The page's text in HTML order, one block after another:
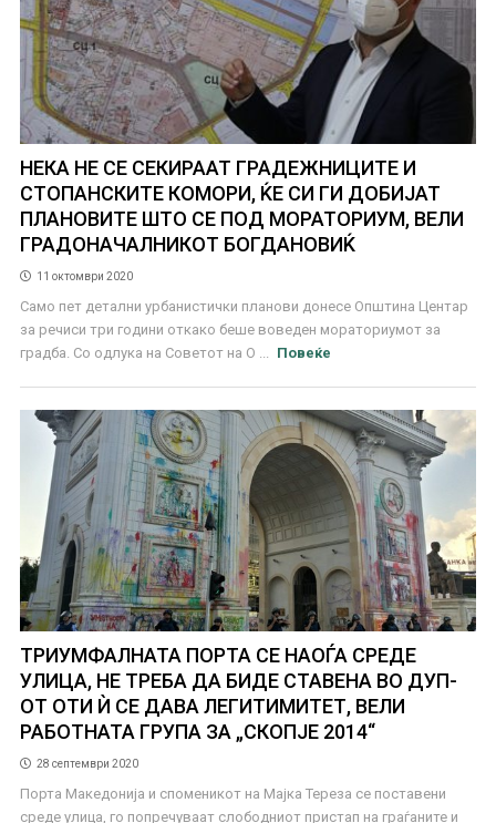
НЕКА НЕ СЕ СЕКИРААТ ГРАДЕЖНИЦИТЕ И
СТОПАНСКИТЕ КОМОРИ, ЌЕ СИ ГИ ДОБИЈАТ
ПЛАНОВИТЕ ШТО СЕ ПОД МОРАТОРИУМ, ВЕЛИ
ГРАДОНАЧАЛНИКОТ БОГДАНОВИЌ
11 октомври 2020
Само пет детални урбанистички планови донесе Општина Центар
за речиси три години откако беше воведен мораториумот за
градба. Со одлука на Советот на О ...
Повеќе
ТРИУМФАЛНАТА ПОРТА СЕ НАОЃА СРЕДЕ
УЛИЦА, НЕ ТРЕБА ДА БИДЕ СТАВЕНА ВО ДУП-
ОТ ОТИ Ѝ СЕ ДАВА ЛЕГИТИМИТЕТ, ВЕЛИ
РАБОТНАТА ГРУПА ЗА „СКОПЈЕ 2014“
28 септември 2020
Порта Македонија и споменикот на Мајка Тереза се поставени
среде улица, го попречуваат слободниот пристап на граѓаните и